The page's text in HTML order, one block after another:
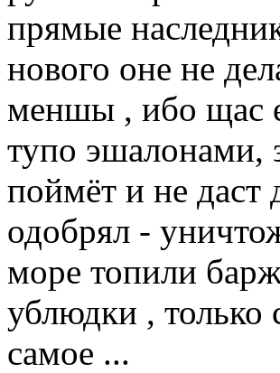
прямые
нового оне не
меншы , ибо щас
тупо эшалонами,
поймёт и не даст
одобрял -
море топили
ублюдки , только
самое ...